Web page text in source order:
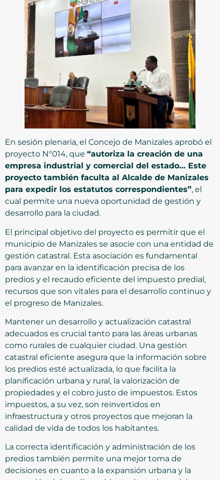
En sesión plenaria, el Concejo de Manizales aprobó el
proyecto N°014, que “autoriza la creación de una
empresa industrial y comercial del estado… Este
proyecto también faculta al Alcalde de Manizales
para expedir los estatutos correspondientes”, el
cual permite una nueva oportunidad de gestión y
desarrollo para la ciudad.
El principal objetivo del proyecto es permitir que el
municipio de Manizales se asocie con una entidad de
gestión catastral. Esta asociación es fundamental
para avanzar en la identificación precisa de los
predios y el recaudo eficiente del impuesto predial,
recursos que son vitales para el desarrollo continuo y
el progreso de Manizales.
Mantener un desarrollo y actualización catastral
adecuados es crucial tanto para las áreas urbanas
como rurales de cualquier ciudad. Una gestión
catastral eficiente asegura que la información sobre
los predios esté actualizada, lo que facilita la
planificación urbana y rural, la valorización de
propiedades y el cobro justo de impuestos. Estos
impuestos, a su vez, son reinvertidos en
infraestructura y otros proyectos que mejoran la
calidad de vida de todos los habitantes.
La correcta identificación y administración de los
predios también permite una mejor toma de
decisiones en cuanto a la expansión urbana y la